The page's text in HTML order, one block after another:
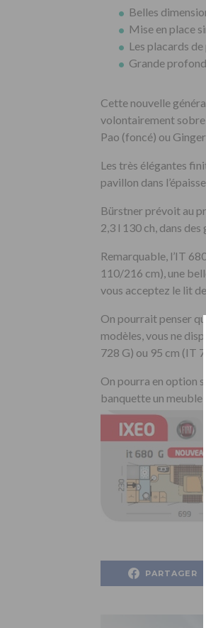
Belles
Mise en place
Les placards
Grande
Cette nouvelle
volontairement sobre
Pao (foncé) ou
Les très élégantes
pavillon dans
Bürstner prévoit au
2,3 l 130 ch, dans
Remarquable, l’IT
110/216 cm), une
vous acceptez le lit
On pourrait penser
modèles, vous ne
728 G) ou 95 cm (IT
On pourra en option
banquette un meuble
PARTAGER